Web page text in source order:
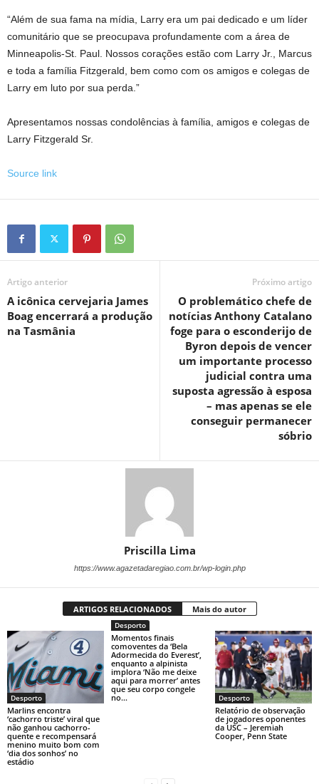
“Além de sua fama na mídia, Larry era um pai dedicado e um líder
comunitário que se preocupava profundamente com a área de
Minneapolis-St. Paul. Nossos corações estão com Larry Jr., Marcus
e toda a família Fitzgerald, bem como com os amigos e colegas de
Larry em luto por sua perda.”
Apresentamos nossas condolências à família, amigos e colegas de
Larry Fitzgerald Sr.
Source link
Artigo anterior
A icônica cervejaria James
Boag encerrará a produção
na Tasmânia
Próximo artigo
O problemático chefe de
notícias Anthony Catalano
foge para o esconderijo de
Byron depois de vencer
um importante processo
judicial contra uma
suposta agressão à esposa
– mas apenas se ele
conseguir permanecer
sóbrio
Priscilla Lima
https://www.agazetadaregiao.com.br/wp-login.php
ARTIGOS RELACIONADOS Mais do autor
Desporto
Marlins encontra
‘cachorro triste’ viral que
não ganhou cachorro-
quente e recompensará
menino muito bom com
‘dia dos sonhos’ no
estádio
Desporto
Momentos finais
comoventes da ‘Bela
Adormecida do Everest’,
enquanto a alpinista
implora ‘Não me deixe
aqui para morrer’ antes
que seu corpo congele
no...
Desporto
Relatório de observação
de jogadores oponentes
da USC – Jeremiah
Cooper, Penn State